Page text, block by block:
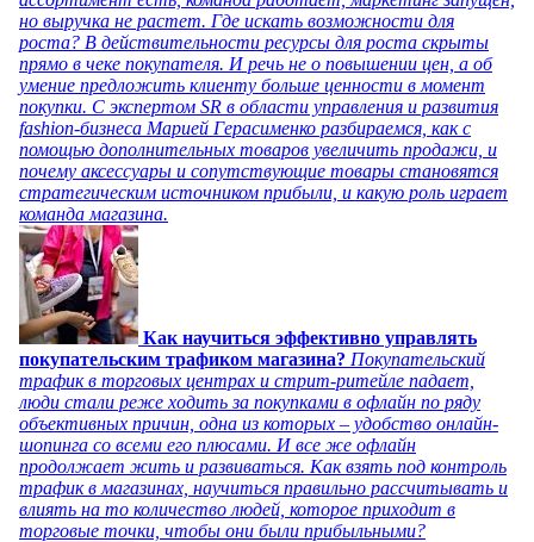
но выручка не растет. Где искать возможности для
роста? В действительности ресурсы для роста скрыты
прямо в чеке покупателя. И речь не о повышении цен, а об
умение предложить клиенту больше ценности в момент
покупки. С экспертом SR в области управления и развития
fashion-бизнеса Марией Герасименко разбираемся, как с
помощью дополнительных товаров увеличить продажи, и
почему аксессуары и сопутствующие товары становятся
стратегическим источником прибыли, и какую роль играет
команда магазина.
Как научиться эффективно управлять
покупательским трафиком магазина? Покупательский
трафик в торговых центрах и стрит-ритейле падает,
люди стали реже ходить за покупками в офлайн по ряду
объективных причин, одна из которых – удобство онлайн-
шопинга со всеми его плюсами. И все же офлайн
продолжает жить и развиваться. Как взять под контроль
трафик в магазинах, научиться правильно рассчитывать и
влиять на то количество людей, которое приходит в
торговые точки, чтобы они были прибыльными?